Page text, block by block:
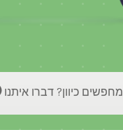
מחפשים כיוון? דברו איתנו